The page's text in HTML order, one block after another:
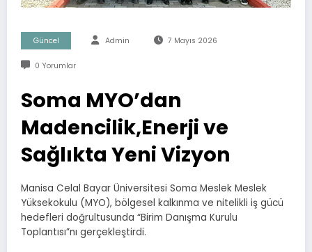
Güncel Admin 7 Mayıs 2026
0 Yorumlar
Soma MYO’dan
Madencilik,Enerji ve
Sağlıkta Yeni Vizyon
Manisa Celal Bayar Üniversitesi Soma Meslek Meslek
Yüksekokulu (MYO), bölgesel kalkınma ve nitelikli iş gücü
hedefleri doğrultusunda “Birim Danışma Kurulu
Toplantısı”nı gerçekleştirdi.